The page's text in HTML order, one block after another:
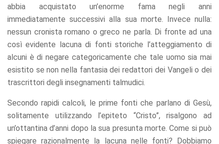
abbia acquistato un’enorme fama negli anni
immediatamente successivi alla sua morte. Invece nulla:
nessun cronista romano o greco ne parla. Di fronte ad una
così evidente lacuna di fonti storiche l’atteggiamento di
alcuni è di negare categoricamente che tale uomo sia mai
esistito se non nella fantasia dei redattori dei Vangeli o dei
trascrittori degli insegnamenti talmudici.
Secondo rapidi calcoli, le prime fonti che parlano di Gesù,
solitamente utilizzando l’epiteto “Cristo”, risalgono ad
un’ottantina d’anni dopo la sua presunta morte. Come si può
spiegare razionalmente la lacuna nelle fonti? Dobbiamo